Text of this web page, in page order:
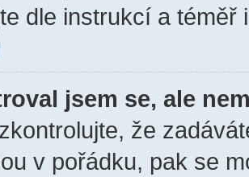
dle instrukcí a téměř
jsem se, ale
že
v pořádku, pak se